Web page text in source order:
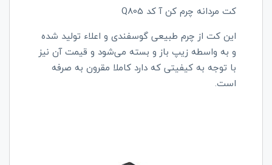
کت مردانه چرم کن آ کد Q805
این کت از چرم طبیعی گوسفندی و اعلاء تولید شده
و به واسطه زیپ باز و بسته می‌شود و قیمت آن نیز
با توجه به کیفیتی که دارد کاملا مقرون به صرفه
است.